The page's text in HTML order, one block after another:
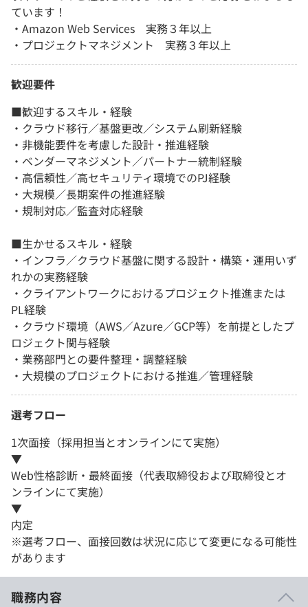
ています！
・Amazon Web Services 実務３年以上
・プロジェクトマネジメント 実務３年以上
歓迎要件
■歓迎するスキル・経験
・クラウド移行／基盤更改／システム刷新経験
・非機能要件を考慮した設計・推進経験
・ベンダーマネジメント／パートナー統制経験
・高信頼性／高セキュリティ環境でのPJ経験
・大規模／長期案件の推進経験
・規制対応／監査対応経験
■生かせるスキル・経験
・インフラ／クラウド基盤に関する設計・構築・運用いず
れかの実務経験
・クライアントワークにおけるプロジェクト推進または
PL経験
・クラウド環境（AWS／Azure／GCP等）を前提としたプ
ロジェクト関与経験
・業務部門との要件整理・調整経験
・大規模のプロジェクトにおける推進／管理経験
選考フロー
1次面接（採用担当とオンラインにて実施）
▼
Web性格診断・最終面接（代表取締役および取締役とオ
ンラインにて実施）
▼
内定
※選考フロー、面接回数は状況に応じて変更になる可能性
があります
職務内容